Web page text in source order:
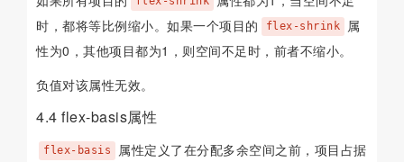
时，都将等比例缩小。如果一个项目的
flex-shrink
属
性为0，其他项目都为1，则空间不足时，前者不缩小。
负值对该属性无效。
4.4 flex-basis属性
flex-basis
属性定义了在分配多余空间之前，项目占据